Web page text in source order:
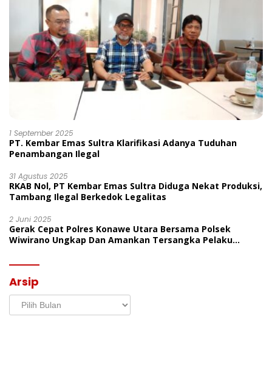
1 September 2025
PT. Kembar Emas Sultra Klarifikasi Adanya Tuduhan
Penambangan Ilegal
31 Agustus 2025
RKAB Nol, PT Kembar Emas Sultra Diduga Nekat Produksi,
Tambang Ilegal Berkedok Legalitas
2 Juni 2025
Gerak Cepat Polres Konawe Utara Bersama Polsek
Wiwirano Ungkap Dan Amankan Tersangka Pelaku
Arsip
Arsip